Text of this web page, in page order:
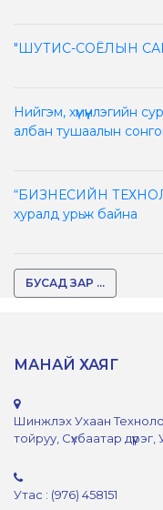
"ШУТИС-СОЁЛЫН
Нийгэм, хүмүүнлэгийн
албан тушаалын
“БИЗНЕСИЙН
хуралд урьж байна
БУСАД ЗАР ...
МАНАЙ ХАЯГ
Шинжлэх Ухаан
тойруу, Сүхбаатар
Утас : (976) 458151